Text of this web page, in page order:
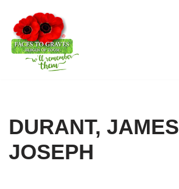
Ga
naar
DURANT, JAMES
JOSEPH